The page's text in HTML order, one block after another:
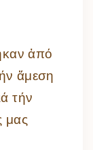
ἀπό
ἄμεση
τήν
μας